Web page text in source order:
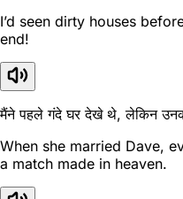
I’d seen dirty houses
end!
मैंने पहले गंदे घर देखे थे, लेकिन
When she married Dave,
a match made in heaven.